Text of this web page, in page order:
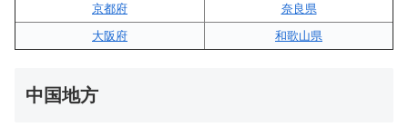
京都府
奈良県
大阪府
和歌山県
中国地方